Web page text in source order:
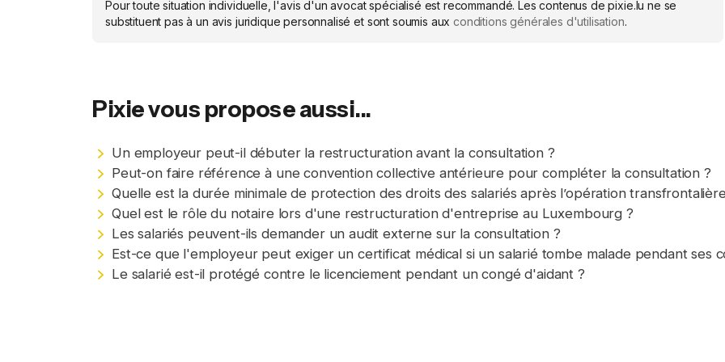
Pour toute situation individuelle, l'avis d'un avocat spécialisé est recommandé. Les contenus de pixie.lu ne se
substituent pas à un avis juridique personnalisé et sont soumis auxconditions générales d'utilisation.
Pixie vous propose aussi...
Un employeur peut-il débuter la restructuration avant la consultation ?
Peut-on faire référence à une convention collective antérieure pour compléter la consultation ?
Quelle est la durée minimale de protection des droits des salariés après l’opération
Quel est le rôle du notaire lors d'une restructuration d'entreprise au Luxembourg ?
Les salariés peuvent-ils demander un audit externe sur la consultation ?
Est-ce que l'employeur peut exiger un certificat médical si un salarié tombe malade pendant ses
Le salarié est-il protégé contre le licenciement pendant un congé d'aidant ?